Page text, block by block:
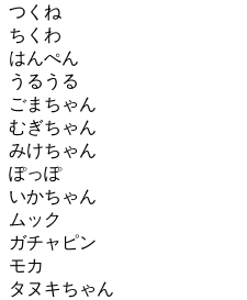
つくね
ちくわ
はんぺん
うるうる
ごまちゃん
むぎちゃん
みけちゃん
ぽっぽ
いかちゃん
ムック
ガチャピン
モカ
タヌキちゃん